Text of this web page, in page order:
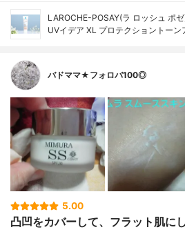
LAROCHE-POSAY(ラ ロッシュ ポ
UVイデア XL プロテクショントーン
バドママ★フォロバ100◎
5.00
凸凹をカバーして、フラット肌に